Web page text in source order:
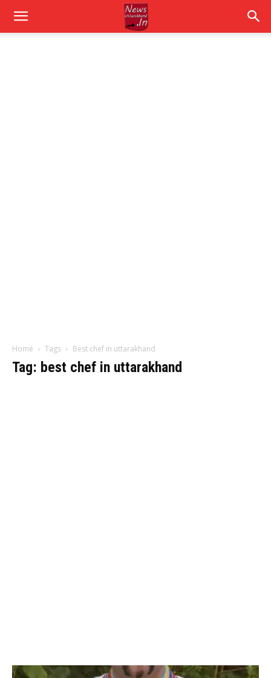
Home Tags Best chef in uttarakhand
Tag: best chef in uttarakhand